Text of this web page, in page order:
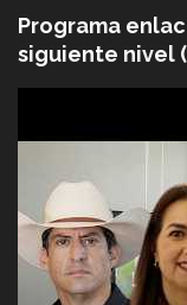
Programa
siguiente nivel